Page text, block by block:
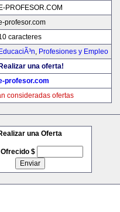
E-PROFESOR.COM
profesor.com
caracteres
EducaciÃ³n, Profesiones y Empleo
Realizar una oferta!
profesor.com
consideradas ofertas
una Oferta
$